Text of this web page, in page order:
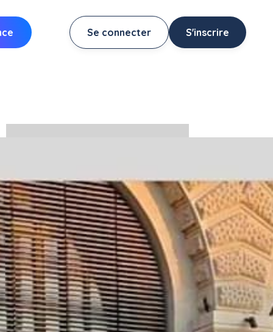
Se connecter S'inscrire